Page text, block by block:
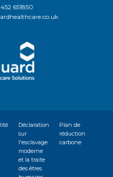
651850
Déclaration
sur
l'esclavage
moderne
et la traite
des êtres
Plan de
réduction
carbone